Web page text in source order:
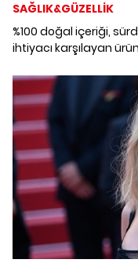
SAĞLIK&GÜZELLİK
%100 doğal içeriği,
ihtiyacı karşılayan